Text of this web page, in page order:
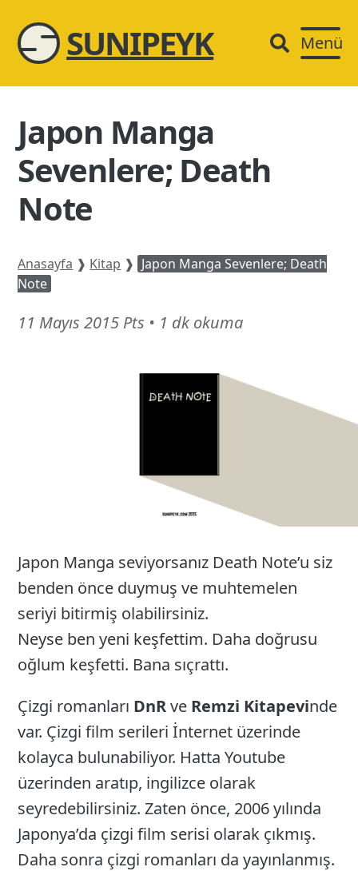
SUNIPEYK Menü
Japon Manga
Sevenlere; Death
Note
Anasayfa ❱ Kitap ❱ Japon Manga Sevenlere; Death
Note
11 Mayıs 2015 Pts 11
24
• 1 dk okuma
Japon Manga seviyorsanız Death Note’u siz
benden önce duymuş ve muhtemelen
seriyi bitirmiş olabilirsiniz.
Neyse ben yeni keşfettim. Daha doğrusu
oğlum keşfetti. Bana sıçrattı.
Çizgi romanları DnRve Remzi Kitapevinde
var. Çizgi film serileri İnternet üzerinde
kolayca bulunabiliyor. Hatta Youtube
üzerinden aratıp, ingilizce olarak
seyredebilirsiniz. Zaten önce, 2006 yılında
Japonya’da çizgi film serisi olarak çıkmış.
Daha sonra çizgi romanları da yayınlanmış.